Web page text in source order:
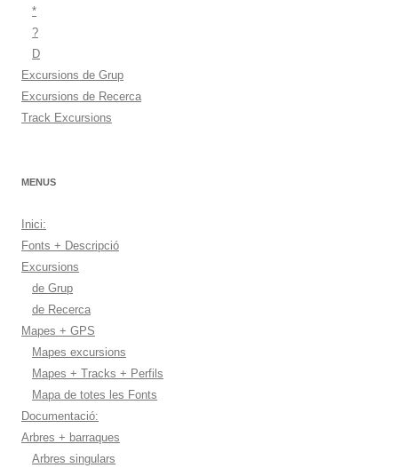
*
?
D
Excursions de Grup
Excursions de Recerca
Track Excursions
MENUS
Inici:
Fonts + Descripció
Excursions
de Grup
de Recerca
Mapes + GPS
Mapes excursions
Mapes + Tracks + Perfils
Mapa de totes les Fonts
Documentació:
Arbres + barraques
Arbres singulars